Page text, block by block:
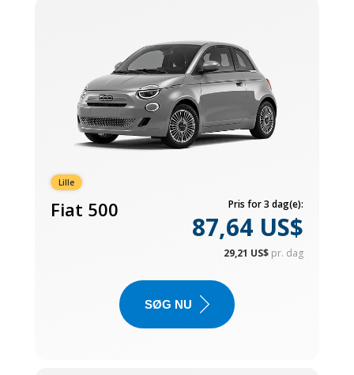
Lille
Fiat 500 Pris for 3 dag(e):
87,64 US$
29,21 US$ pr. dag
SØG NU